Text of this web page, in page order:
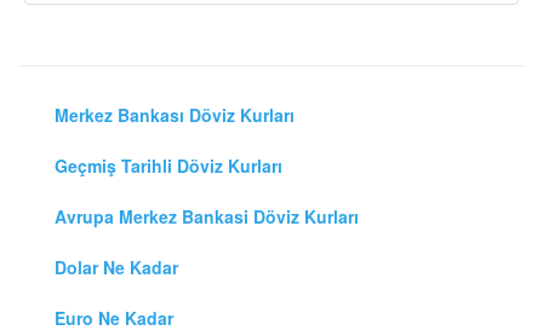
Merkez Bankası Döviz Kurları
Geçmiş Tarihli Döviz Kurları
Avrupa Merkez Bankasi Döviz Kurları
Dolar Ne Kadar
Euro Ne Kadar